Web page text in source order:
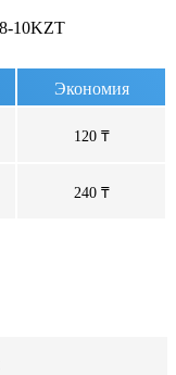
10KZT
Экономия
120 ₸
240 ₸